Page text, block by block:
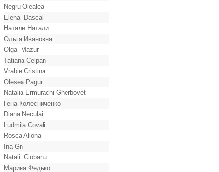
Negru Olealea
Elena Dascal
Натали Натали
Ольга Ивановна
Olga Mazur
Tatiana Celpan
Vrabie Cristina
Olesea Pagur
Natalia Ermurachi-Gherbovet
Гена Колесниченко
Diana Neculai
Ludmila Covali
Rosca Aliona
Ina Gn
Natali Ciobanu
Марина Федько